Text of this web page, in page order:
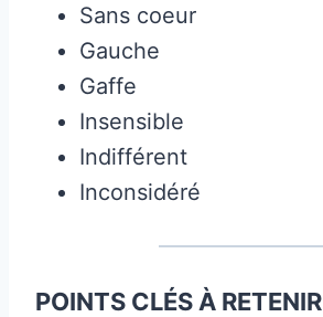
Sans coeur
Gauche
Gaffe
Insensible
Indifférent
Inconsidéré
POINTS CLÉS À RETENIR